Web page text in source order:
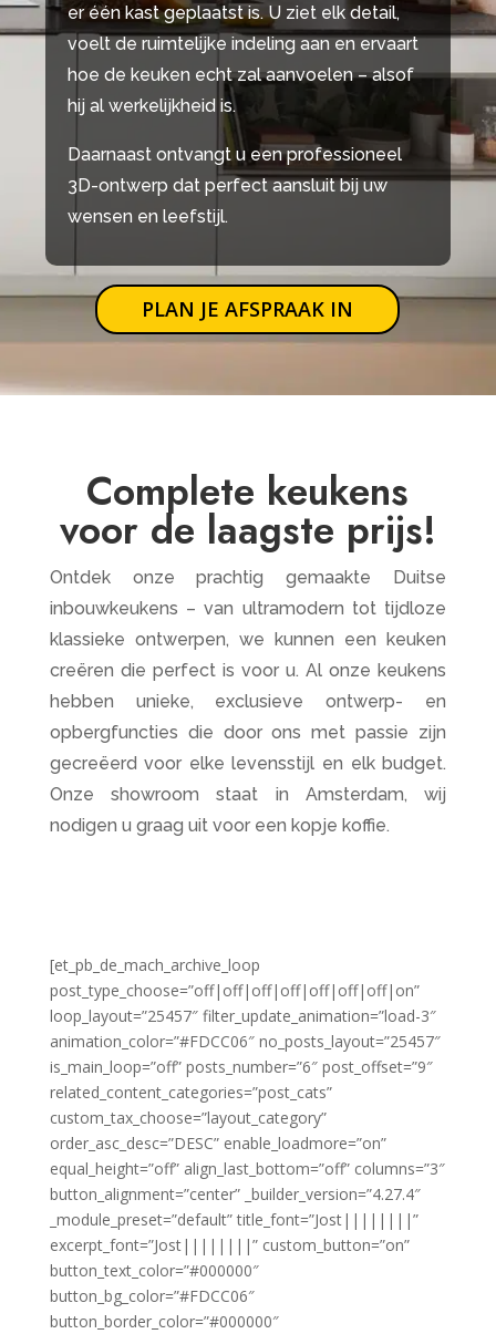
er één kast geplaatst is. U ziet elk detail,
voelt de ruimtelijke indeling aan en ervaart
hoe de keuken echt zal aanvoelen – alsof
hij al werkelijkheid is.
Daarnaast ontvangt u een professioneel
3D-ontwerp dat perfect aansluit bij uw
wensen en leefstijl.
PLAN JE AFSPRAAK IN
Complete keukens
voor de laagste prijs!
Ontdek onze prachtig gemaakte Duitse
inbouwkeukens – van ultramodern tot tijdloze
klassieke ontwerpen, we kunnen een keuken
creëren die perfect is voor u. Al onze keukens
hebben unieke, exclusieve ontwerp- en
opbergfuncties die door ons met passie zijn
gecreëerd voor elke levensstijl en elk budget.
Onze showroom staat in Amsterdam, wij
nodigen u graag uit voor een kopje koffie.
[et_pb_de_mach_archive_loop
post_type_choose=”off|off|off|off|off|off|off|on”
loop_layout=”25457″ filter_update_animation=”load-3″
animation_color=”#FDCC06″ no_posts_layout=”25457″
is_main_loop=”off” posts_number=”6″ post_offset=”9″
related_content_categories=”post_cats”
custom_tax_choose=”layout_category”
order_asc_desc=”DESC” enable_loadmore=”on”
equal_height=”off” align_last_bottom=”off” columns=”3″
button_alignment=”center” _builder_version=”4.27.4″
_module_preset=”default” title_font=”Jost||||||||”
excerpt_font=”Jost||||||||” custom_button=”on”
button_text_color=”#000000″
button_bg_color=”#FDCC06″
button_border_color=”#000000″